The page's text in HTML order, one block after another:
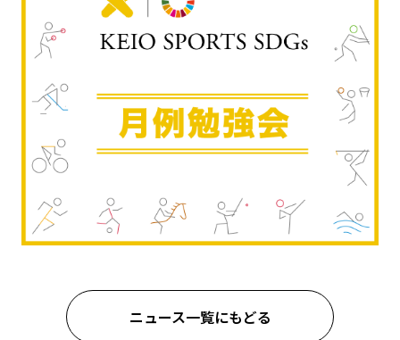
ニュース一覧にもどる